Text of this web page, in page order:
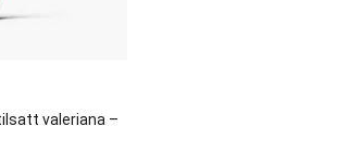
valeriana –